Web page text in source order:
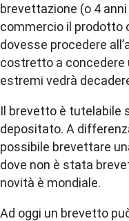
brevettazione (o 4
commercio il prodotto
dovesse procedere
costretto a concedere
estremi vedrà
Il brevetto è tutelabile
depositato. A
possibile brevettare
dove non è stata
novità è mondiale.
Ad oggi un brevetto